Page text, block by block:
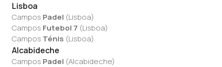
Lisboa
Campos Padel (Lisboa)
Campos Futebol 7 (Lisboa)
Campos Ténis (Lisboa)
Alcabideche
Campos Padel (Alcabideche)